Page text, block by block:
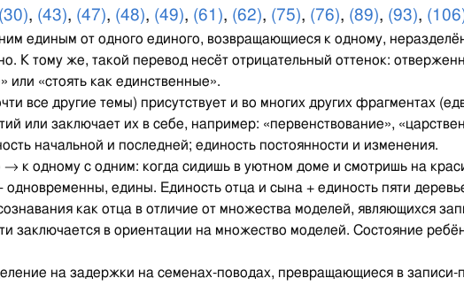
(30), (43), (47), (48), (49), (61), (62), (75), (76), (89), (93),
единым от одного единого, возвращающиеся к одному,
К тому же, такой перевод несёт отрицательный оттенок:
или «стоять как единственные».
все другие темы) присутствует и во многих других фрагментах
или заключает их в себе, например: «первенствование»,
начальной и последней; единость постоянности и изменения.
к одному с одним: когда сидишь в уютном доме и смотришь на
едины. Единость отца и сына + единость пяти
как отца в отличие от множества моделей, являющихся
заключается в ориентации на множество моделей. Состояние
на задержки на семенах-поводах, превращающиеся в